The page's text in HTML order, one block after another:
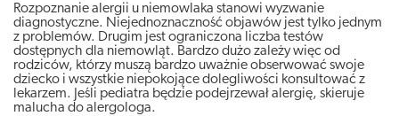
Rozpoznanie alergii u niemowlaka stanowi wyzwanie
diagnostyczne. Niejednoznaczność objawów jest tylko jednym
z problemów. Drugim jest ograniczona liczba testów
dostępnych dla niemowląt. Bardzo dużo zależy więc od
rodziców, którzy muszą bardzo uważnie obserwować swoje
dziecko i wszystkie niepokojące dolegliwości konsultować z
lekarzem. Jeśli pediatra będzie podejrzewał alergię, skieruje
malucha do alergologa.